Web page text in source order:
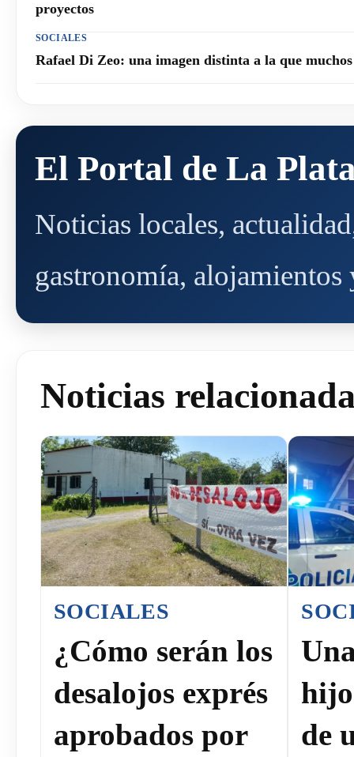
proyectos
SOCIALES
Rafael Di Zeo: una imagen distinta a la que
El Portal de La
Noticias locales,
gastronomía,
Noticias
SOCIALES
¿Cómo serán los
desalojos exprés
aprobados por
de